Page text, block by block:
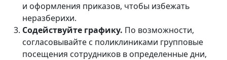
и оформления приказов, чтобы избежать
неразберихи.
Содействуйте графику. По возможности,
согласовывайте с поликлиниками групповые
посещения сотрудников в определенные дни,